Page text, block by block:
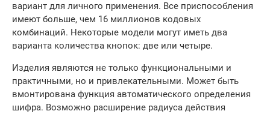
вариант для личного применения. Все приспособления
имеют больше, чем 16 миллионов кодовых
комбинаций. Некоторые модели могут иметь два
варианта количества кнопок: две или четыре.
Изделия являются не только функциональными и
практичными, но и привлекательными. Может быть
вмонтирована функция автоматического определения
шифра. Возможно расширение радиуса действия